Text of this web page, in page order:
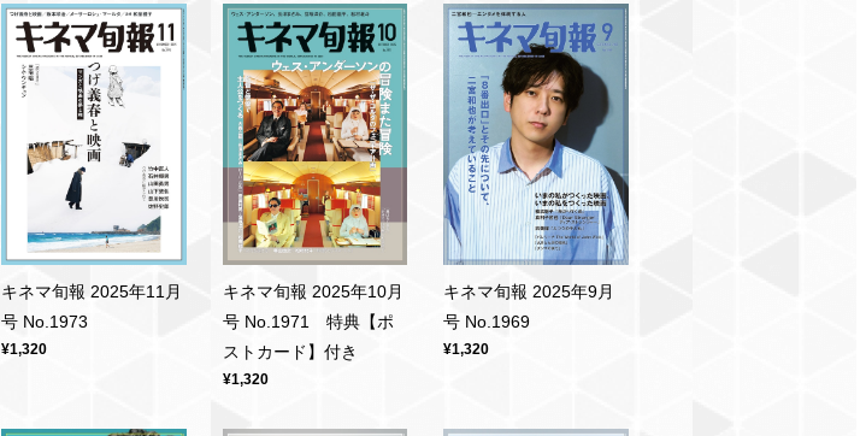
キネマ旬報 2025年11月
号 No.1973
¥1,320
キネマ旬報 2025年10月
号 No.1971 特典【ポ
ストカード】付き
¥1,320
キネマ旬報 2025年9月
号 No.1969
¥1,320